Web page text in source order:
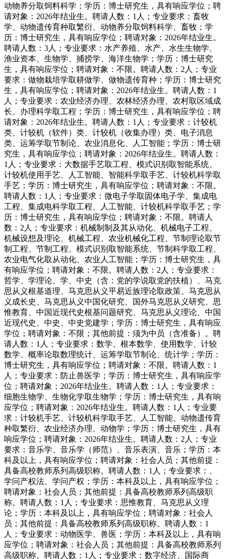
动物养分取饲料科学；学历：博士研究生，具有响应学位；聘
请对象：2026年结业生。聘请人数：1人；专业要求：畜牧
学、动物遗传育种取繁衍、动物养分取饲料科学、畜牧；学
历：博士研究生，具有响应学位；聘请对象：2026年结业生。
聘请人数：3人；专业要求：水产养殖、水产、水生生物学、
渔业资本、生物学、捕捞学、海洋生物学；学历：博士研究
生，具有响应学位；聘请对象：不限。聘请人数：2人；专业
要求：做物栽培学取耕做学、做物遗传育种；学历：博士研究
生，具有响应学位；聘请对象：2026年结业生。聘请人数：1
人；专业要求：农业经济办理、农林经济办理、农村取区域成
长、办理科学取工程；学历：博士研究生，具有响应学位；聘
请对象：2026年结业生。聘请人数：1人；专业要求：计较机
类、计较机（软件）类、计较机（收集办理）类、电子消息
类、运筹学取节制论、农业消息化、人工智能；学历：博士研
究生，具有响应学位；聘请对象：2026年结业生。聘请人数：
1人；专业要求：大数据手艺取工程、模式识别取智能系统、
计较机使用手艺、人工智能、智能科学取手艺、计较机科学取
手艺；学历：博士研究生，具有响应学位；聘请对象：不限。
聘请人数：1人；专业要求：微电子学取固体电子学、集成电
工程、集成电科学取工程、人工智能、计较机科学取手艺；学
历：博士研究生，具有响应学位；聘请对象：不限。聘请人
数：2人；专业要求：机械制制及其从动化、机械电子工程、
机械设想及理论、机械工程、农业机械化工程、节制理论取节
制工程、节制工程、模式识别取智能系统、节制科学取工程、
农业电气化取从动化、农业人工智能；学历：博士研究生，具
有响应学位；聘请对象：不限。聘请人数：2人；专业要求：
哲学、学理论、学、中史（含：党的学说取党的扶植）、马克
思从义根基道理、马克思从义平易近族理论取政策、马克思从
义成长史、马克思从义中国化研究、国外马克思从义研究、思
惟教育、中国近现代史根基问题研究、马克思从义理论、中国
近现代史、中史、中史党建学；学历：博士研究生，具有响应
学位；聘请对象：不限；其他前提：须为中员（含准备）。聘
请人数：1人；专业要求：数学、根本数学、使用数学、计较
数学、概率论取数理统计、运筹学取节制论、统计学；学历：
博士研究生，具有响应学位；聘请对象：不限。聘请人数：1
人；专业要求：防止兽医学；学历：博士研究生，具有响应学
位；聘请对象：2026年结业生。聘请人数：1人；专业要求：
细胞生物学、生物化学取生物学；学历：博士研究生，具有响
应学位；聘请对象：2026年结业生。聘请人数：1人；专业要
求：计较机手艺、计较机科学取手艺、人工智能、动物遗传育
种取繁衍、农业经济办理、动物学；学历：博士研究生，具有
响应学位；聘请对象：2026年结业生。聘请人数：2人；专业
要求：音乐学、音乐学（师范）、音乐表演、音乐；学历：本
科及以上，具有响应学位；聘请对象：社会人员；其他前提：
具备高校教师系列高级职称。聘请人数：1人；专业要求：、
学问产权法、学问产权；学历：本科及以上，具有响应学位；
聘请对象：社会人员；其他前提：具备高校教师系列高级职
称。聘请人数：1人；专业要求：思惟教育、马克思从义理
论；学历：本科及以上，具有响应学位；聘请对象：社会人
员；其他前提：具备高校教师系列高级职称。聘请人数：1
人；专业要求：动物医学、兽医；学历：本科及以上，具有响
应学位；聘请对象：社会人员；其他前提：具备高校教师系列
高级职称。聘请人数：1人；专业要求：数字经济、国际商